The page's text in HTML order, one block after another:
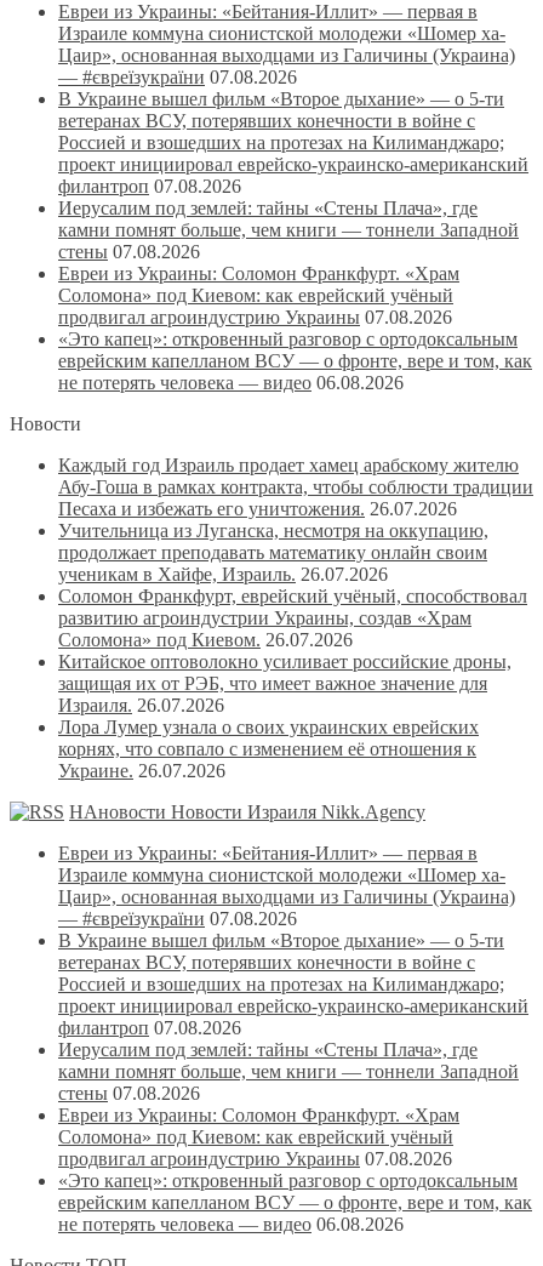
Евреи из Украины: «Бейтания-Иллит» — первая в
Израиле коммуна сионистской молодежи «Шомер ха-
Цаир», основанная выходцами из Галичины (Украина)
— #євреїзукраїни 07.08.2026
В Украине вышел фильм «Второе дыхание» — о 5-ти
ветеранах ВСУ, потерявших конечности в войне с
Россией и взошедших на протезах на Килиманджаро;
проект инициировал еврейско-украинско-американский
филантроп 07.08.2026
Иерусалим под землей: тайны «Стены Плача», где
камни помнят больше, чем книги — тоннели Западной
стены 07.08.2026
Евреи из Украины: Соломон Франкфурт. «Храм
Соломона» под Киевом: как еврейский учёный
продвигал агроиндустрию Украины 07.08.2026
«Это капец»: откровенный разговор с ортодоксальным
еврейским капелланом ВСУ — о фронте, вере и том, как
не потерять человека — видео 06.08.2026
Новости
Каждый год Израиль продает хамец арабскому жителю
Абу-Гоша в рамках контракта, чтобы соблюсти традиции
Песаха и избежать его уничтожения. 26.07.2026
Учительница из Луганска, несмотря на оккупацию,
продолжает преподавать математику онлайн своим
ученикам в Хайфе, Израиль. 26.07.2026
Соломон Франкфурт, еврейский учёный, способствовал
развитию агроиндустрии Украины, создав «Храм
Соломона» под Киевом. 26.07.2026
Китайское оптоволокно усиливает российские дроны,
защищая их от РЭБ, что имеет важное значение для
Израиля. 26.07.2026
Лора Лумер узнала о своих украинских еврейских
корнях, что совпало с изменением её отношения к
Украине. 26.07.2026
НАновости Новости Израиля Nikk.Agency
Евреи из Украины: «Бейтания-Иллит» — первая в
Израиле коммуна сионистской молодежи «Шомер ха-
Цаир», основанная выходцами из Галичины (Украина)
— #євреїзукраїни 07.08.2026
В Украине вышел фильм «Второе дыхание» — о 5-ти
ветеранах ВСУ, потерявших конечности в войне с
Россией и взошедших на протезах на Килиманджаро;
проект инициировал еврейско-украинско-американский
филантроп 07.08.2026
Иерусалим под землей: тайны «Стены Плача», где
камни помнят больше, чем книги — тоннели Западной
стены 07.08.2026
Евреи из Украины: Соломон Франкфурт. «Храм
Соломона» под Киевом: как еврейский учёный
продвигал агроиндустрию Украины 07.08.2026
«Это капец»: откровенный разговор с ортодоксальным
еврейским капелланом ВСУ — о фронте, вере и том, как
не потерять человека — видео 06.08.2026